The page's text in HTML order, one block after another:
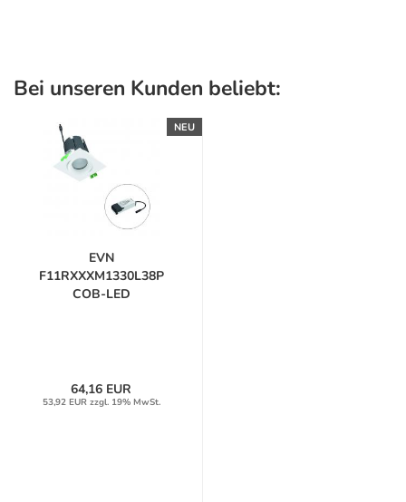
Bei unseren Kunden beliebt:
NEU
EVN
F11RXXXM1330L38P
COB-LED
64,16 EUR
53,92 EUR zzgl. 19% MwSt.